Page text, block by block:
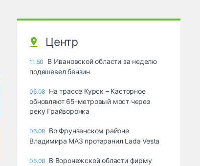
Центр
11:50
В Ивановской области за неделю
подешевел бензин
06.08 На трассе Курск – Касторное
обновляют 65-метровый мост через
реку Грайворонка
06.08 Во Фрунзенском районе
Владимира МАЗ протаранил Lada Vesta
06.08 В Воронежской области фирму